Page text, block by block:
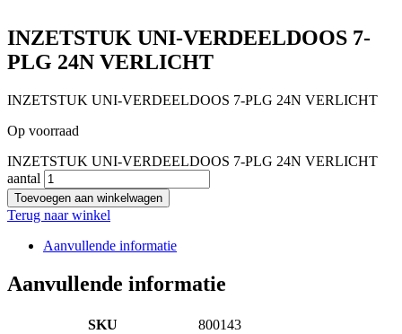
INZETSTUK UNI-VERDEELDOOS 7-
PLG 24N VERLICHT
INZETSTUK UNI-VERDEELDOOS 7-PLG 24N VERLICHT
Op voorraad
INZETSTUK UNI-VERDEELDOOS 7-PLG 24N VERLICHT
aantal
Toevoegen aan winkelwagen
Terug naar winkel
Aanvullende informatie
Aanvullende informatie
SKU
800143